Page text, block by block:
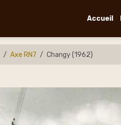
Accueil
Axe RN7 Changy (1962)